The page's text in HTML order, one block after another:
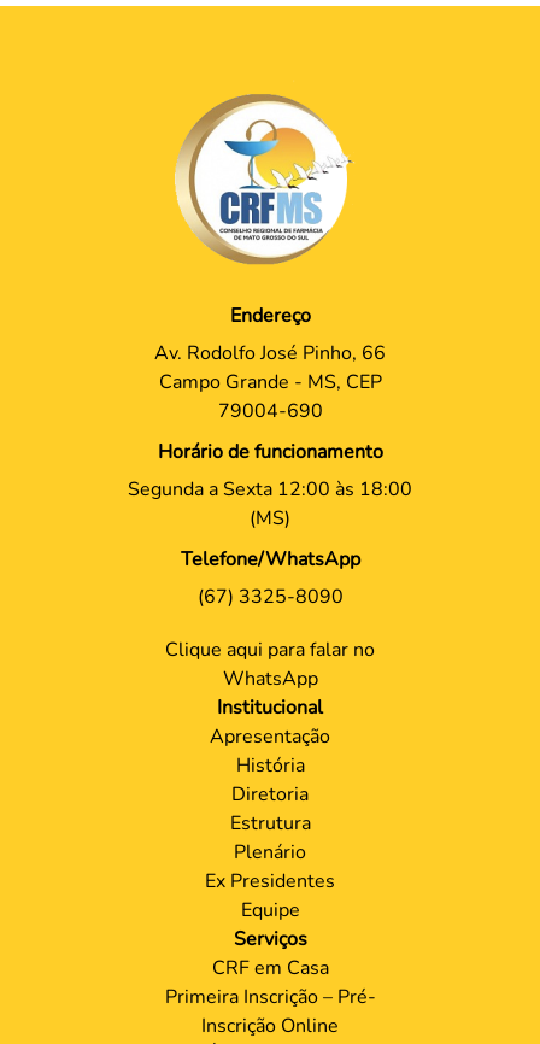
Endereço
Av. Rodolfo José Pinho, 66
Campo Grande - MS, CEP
79004-690
Horário de funcionamento
Segunda a Sexta 12:00 às 18:00
(MS)
Telefone/WhatsApp
(67) 3325-8090
Clique aqui para falar no
WhatsApp
Institucional
Apresentação
História
Diretoria
Estrutura
Plenário
Ex Presidentes
Equipe
Serviços
CRF em Casa
Primeira Inscrição – Pré-
Inscrição Online